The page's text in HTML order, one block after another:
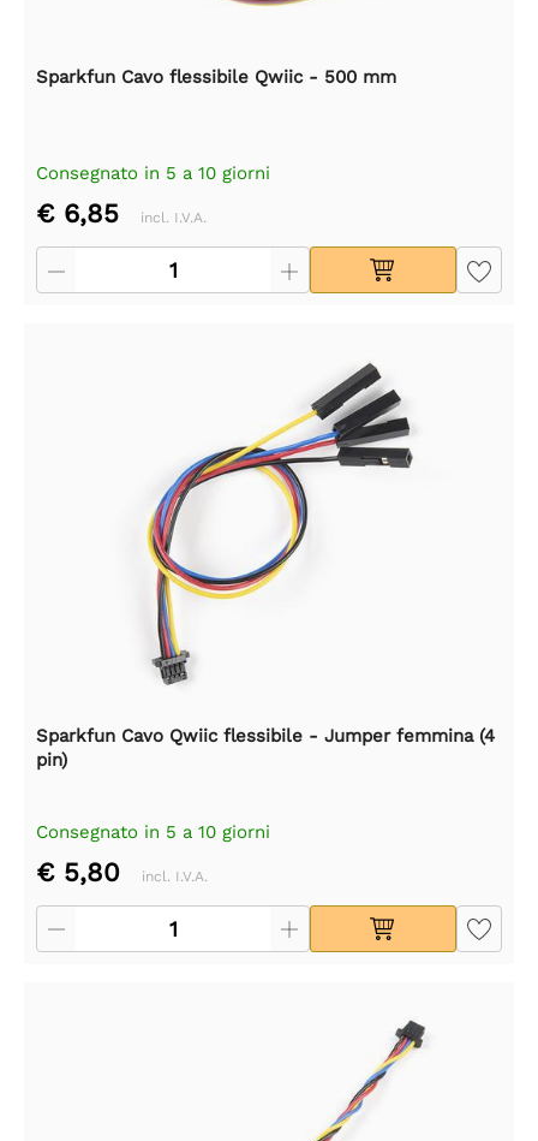
Sparkfun Cavo flessibile Qwiic - 500 mm
Consegnato in 5 a 10 giorni
€ 6,85 incl. I.V.A.
Sparkfun Cavo Qwiic flessibile - Jumper femmina (4
pin)
Consegnato in 5 a 10 giorni
€ 5,80 incl. I.V.A.